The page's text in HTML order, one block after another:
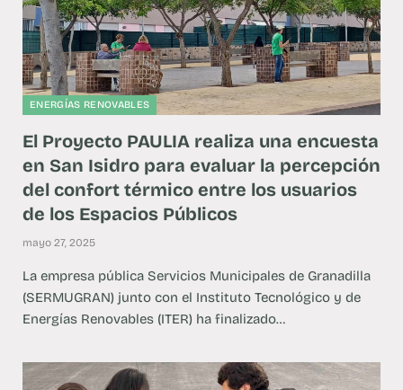
ENERGÍAS RENOVABLES
El Proyecto PAULIA realiza una encuesta
en San Isidro para evaluar la percepción
del confort térmico entre los usuarios
de los Espacios Públicos
mayo 27, 2025
La empresa pública Servicios Municipales de Granadilla
(SERMUGRAN) junto con el Instituto Tecnológico y de
Energías Renovables (ITER) ha finalizado…